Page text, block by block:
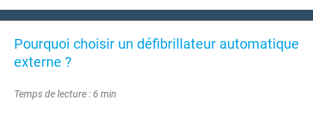
Pourquoi choisir un défibrillateur automatique
externe ?
Temps de lecture : 6 min